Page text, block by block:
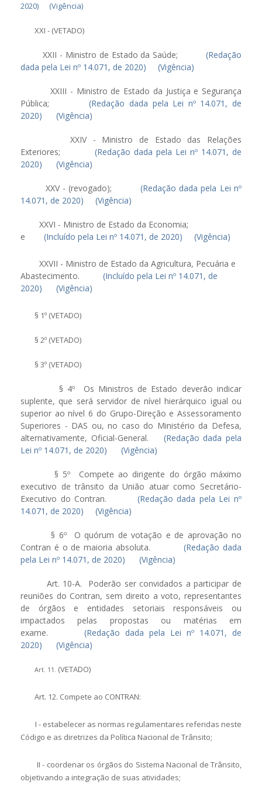
2020)
(Vigência)
XXI - (VETADO)
XXII - Ministro de Estado da Saúde;
(Redação
dada pela Lei nº 14.071, de 2020)
(Vigência)
XXIII - Ministro de Estado da Justiça e Segurança
Pública;
(Redação dada pela Lei nº 14.071, de
2020)
(Vigência)
XXIV - Ministro de Estado das Relações
Exteriores;
(Redação dada pela Lei nº 14.071, de
2020)
(Vigência)
XXV - (revogado);
(Redação dada pela Lei nº
14.071, de 2020)
(Vigência)
XXVI - Ministro de Estado da Economia;
e
(Incluído pela Lei nº 14.071, de 2020) (Vigência)
XXVII - Ministro de Estado da Agricultura, Pecuária e
Abastecimento.
(Incluído pela Lei nº 14.071, de
2020)
(Vigência)
§ 1º (VETADO)
§ 2º (VETADO)
§ 3º (VETADO)
§ 4º Os Ministros de Estado deverão indicar
suplente, que será servidor de nível hierárquico igual ou
superior ao nível 6 do Grupo-Direção e Assessoramento
Superiores - DAS ou, no caso do Ministério da Defesa,
alternativamente, Oficial-General.
(Redação dada pela
Lei nº 14.071, de 2020)
(Vigência)
§ 5º Compete ao dirigente do órgão máximo
executivo de trânsito da União atuar como Secretário-
Executivo do Contran.
(Redação dada pela Lei nº
14.071, de 2020)
(Vigência)
§ 6º O quórum de votação e de aprovação no
Contran é o de maioria absoluta.
(Redação dada
pela Lei nº 14.071, de 2020)
(Vigência)
Art. 10-A. Poderão ser convidados a participar de
reuniões do Contran, sem direito a voto, representantes
de órgãos e entidades setoriais responsáveis ou
impactados pelas propostas ou matérias em
exame.
(Redação dada pela Lei nº 14.071, de
2020)
(Vigência)
Art. 11. (VETADO)
Art. 12. Compete ao CONTRAN:
I - estabelecer as normas regulamentares referidas neste
Código e as diretrizes da Política Nacional de Trânsito;
II - coordenar os órgãos do Sistema Nacional de Trânsito,
objetivando a integração de suas atividades;